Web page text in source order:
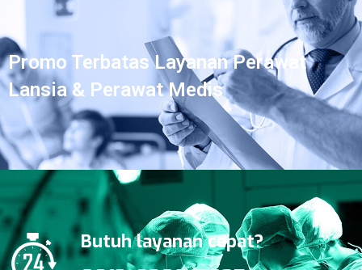
Promo Terbatas Layanan Perawat
Lansia & Perawat Medis
Butuh layanan cepat?